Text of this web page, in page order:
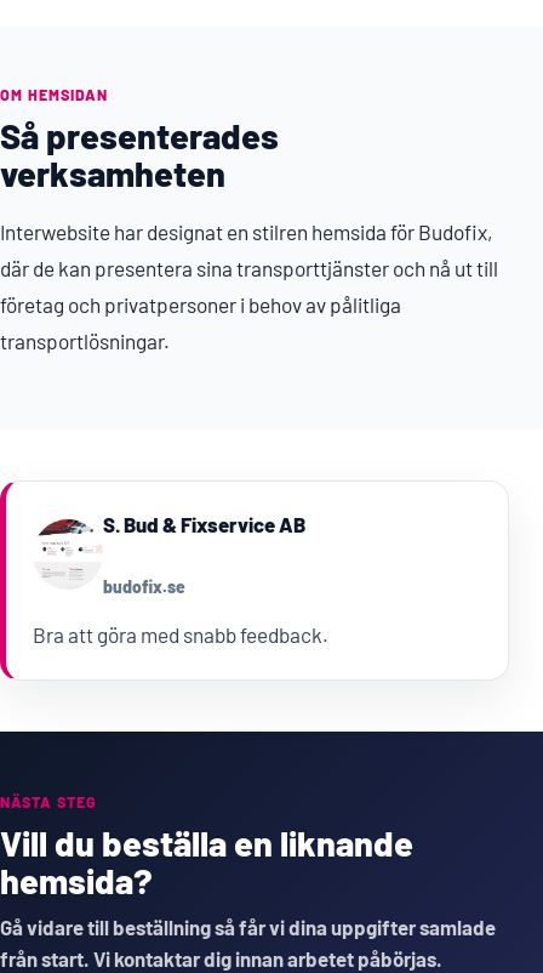
OM HEMSIDAN
Så presenterades
verksamheten
Interwebsite har designat en stilren hemsida för Budofix,
där de kan presentera sina transporttjänster och nå ut till
företag och privatpersoner i behov av pålitliga
transportlösningar.
S. Bud & Fixservice AB
budofix.se
Bra att göra med snabb feedback.
NÄSTA STEG
Vill du beställa en liknande
hemsida?
Gå vidare till beställning så får vi dina uppgifter samlade
från start. Vi kontaktar dig innan arbetet påbörjas.